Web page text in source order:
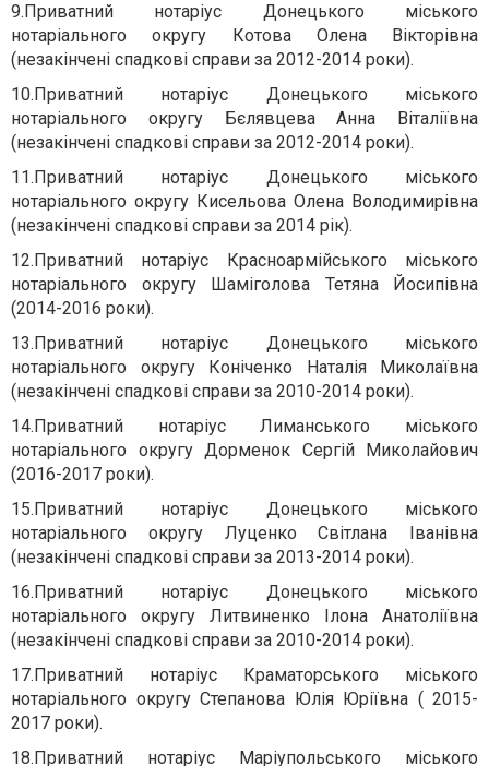
9. Приватний нотаріус Донецького міського
нотаріального округу Котова Олена Вікторівна
(незакінчені спадкові справи за 2012-2014 роки).
10. Приватний нотаріус Донецького міського
нотаріального округу Бєлявцева Анна Віталіївна
(незакінчені спадкові справи за 2012-2014 роки).
11. Приватний нотаріус Донецького міського
нотаріального округу Кисельова Олена Володимирівна
(незакінчені спадкові справи за 2014 рік).
12. Приватний нотаріус Красноармійського міського
нотаріального округу Шаміголова Тетяна Йосипівна
(2014-2016 роки).
13. Приватний нотаріус Донецького міського
нотаріального округу Коніченко Наталія Миколаївна
(незакінчені спадкові справи за 2010-2014 роки).
14. Приватний нотаріус Лиманського міського
нотаріального округу Дорменок Сергій Миколайович
(2016-2017 роки).
15. Приватний нотаріус Донецького міського
нотаріального округу Луценко Світлана Іванівна
(незакінчені спадкові справи за 2013-2014 роки).
16. Приватний нотаріус Донецького міського
нотаріального округу Литвиненко Ілона Анатоліївна
(незакінчені спадкові справи за 2010-2014 роки).
17. Приватний нотаріус Краматорського міського
нотаріального округу Степанова Юлія Юріївна ( 2015-
2017 роки).
18. Приватний нотаріус Маріупольського міського